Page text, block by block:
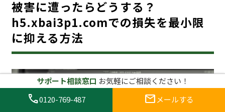
被害に遭ったらどうする？
h5.xbai3p1.comでの損失を最小限
に抑える方法
サポート相談窓口 お気軽にご相談ください！
call0120-769-487 mail メールする